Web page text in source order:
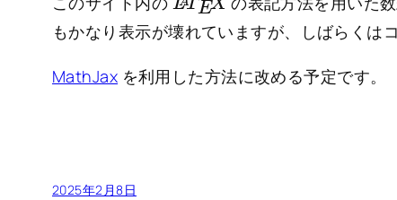
もかなり表示が壊れていますが、しばらくは
MathJax を利用した方法に改める予定です。
2025年2月8日